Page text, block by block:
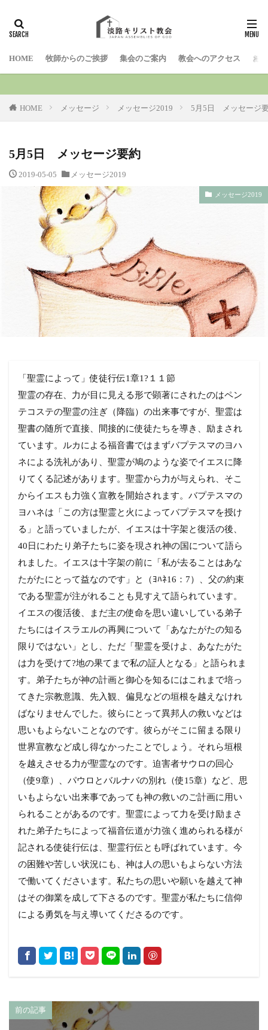
HOME 牧師からのご挨拶 集会のご案内 教会へのアクセス お
HOME メッセージ メッセージ2019 5月5日 メッセージ
5月5日 メッセージ要約
2019-05-05 メッセージ2019
メッセージ2019
「聖霊によって」使徒行伝1章1?１１節
聖霊の存在、力が目に見える形で顕著にされたのはペン
テコステの聖霊の注ぎ（降臨）の出来事ですが、聖霊は
聖書の随所で直接、間接的に使徒たちを導き、励まされ
ています。ルカによる福音書ではまずバプテスマのヨハ
ネによる洗礼があり、聖霊が鳩のような姿でイエスに降
りてくる記述があります。聖霊から力が与えられ、そこ
からイエスも力強く宣教を開始されます。バプテスマの
ヨハネは「この方は聖霊と火によってバプテスマを授け
る」と語っていましたが、イエスは十字架と復活の後、
40日にわたり弟子たちに姿を現され神の国について語ら
れました。イエスは十字架の前に「私が去ることはあな
たがたにとって益なのです」と（ﾖﾊﾈ16：7）、父の約束
である聖霊が注がれることも見すえて語られています。
イエスの復活後、まだ主の使命を思い違いしている弟子
たちにはイスラエルの再興について「あなたがたの知る
限りではない」とし、ただ「聖霊を受けよ、あなたがた
は力を受けて?地の果てまで私の証人となる」と語られま
す。弟子たちが神の計画と御心を知るにはこれまで培っ
てきた宗教意識、先入観、偏見などの垣根を越えなけれ
ばなりませんでした。彼らにとって異邦人の救いなどは
思いもよらないことなのです。彼らがそこに留まる限り
世界宣教など成し得なかったことでしょう。それら垣根
を越えさせる力が聖霊なのです。迫害者サウロの回心
（使9章）、パウロとバルナバの別れ（使15章）など、思
いもよらない出来事であっても神の救いのご計画に用い
られることがあるのです。聖霊によって力を受け励まさ
れた弟子たちによって福音伝道が力強く進められる様が
記される使徒行伝は、聖霊行伝とも呼ばれています。今
の困難や苦しい状況にも、神は人の思いもよらない方法
で働いてくださいます。私たちの思いや願いを越えて神
はその御業を成して下さるのです。聖霊が私たちに信仰
による勇気を与え導いてくださるのです。
前の記事
検索